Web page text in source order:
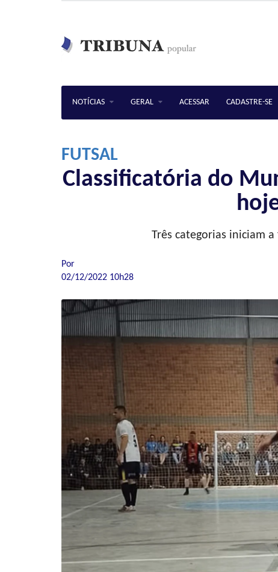
NOTÍCIAS GERAL ACESSAR CADASTRE-SE
FUTSAL
Classificatória do
Três categorias iniciam
Por
02/12/2022 10h28